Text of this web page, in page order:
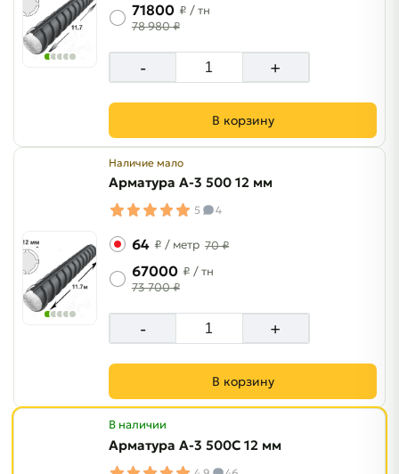
71800 ₽ / тн
78 980 ₽
- +
В корзину
Наличие мало
Арматура A-3 500 12 мм
5 4
64 ₽ / метр 70 ₽
67000 ₽ / тн
73 700 ₽
- +
В корзину
В наличии
Арматура A-3 500C 12 мм